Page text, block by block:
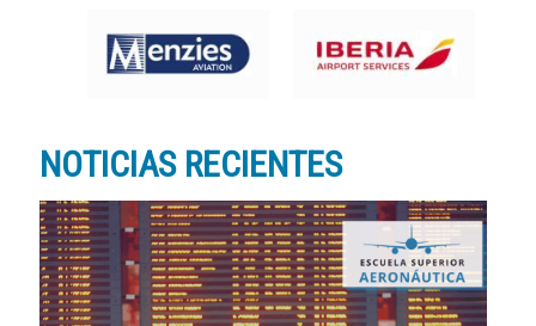
NOTICIAS RECIENTES